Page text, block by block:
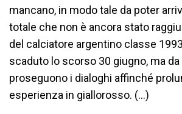
mancano, in modo tale da poter
totale che non è ancora stato
del calciatore argentino classe
scaduto lo scorso 30 giugno, ma
proseguono i dialoghi affinché
esperienza in giallorosso. (…)